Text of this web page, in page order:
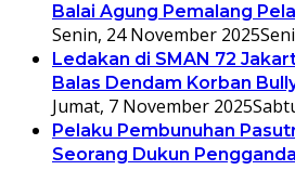
Balai Agung Pemalang
Senin, 24 November 2025
Ledakan di SMAN 72
Balas Dendam Korban
Jumat, 7 November 2025
Pelaku Pembunuhan
Seorang Dukun